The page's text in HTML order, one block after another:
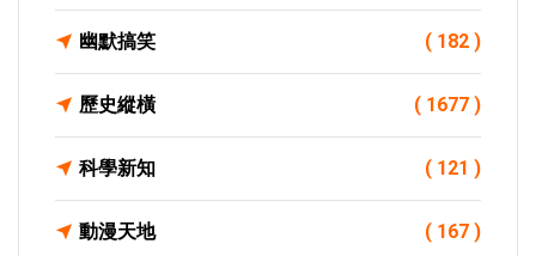
幽默搞笑 ( 182 )
歷史縱橫 ( 1677 )
科學新知 ( 121 )
動漫天地 ( 167 )